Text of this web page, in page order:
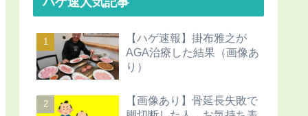
【ハゲ速報】掛布雅之が
AGA治療した結果（画像あ
り）
【画像あり】骨延長失敗で